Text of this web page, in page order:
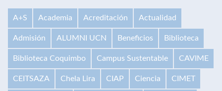
A+S Academia Acreditación Actualidad
Admisión ALUMNI UCN Beneficios Biblioteca
Biblioteca Coquimbo Campus Sustentable CAVIME
CEITSAZA Chela Lira CIAP Ciencia CIMET